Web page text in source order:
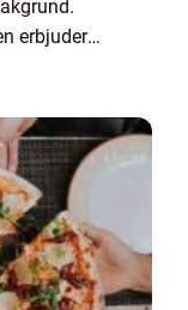
erbjuder